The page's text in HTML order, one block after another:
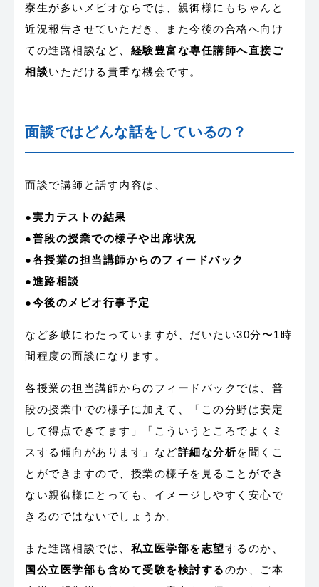
寮生が多いメビオならでは、親御様にもちゃんと
近況報告させていただき、また今後の合格へ向け
ての進路相談など、 経験豊富な専任講師へ直接ご
相談いただける貴重な機会です。
面談ではどんな話をしているの？
面談で講師と話す内容は、
●実力テストの結果
●普段の授業での様子や出席状況
●各授業の担当講師からのフィードバック
●進路相談
●今後のメビオ行事予定
など多岐にわたっていますが、だいたい30分〜1時
間程度の面談になります。
各授業の担当講師からのフィードバックでは、普
段の授業中での様子に加えて、「この分野は安定
して得点できてます」「こういうところでよくミ
スする傾向があります」など詳細な分析を聞くこ
とができますので、授業の様子を見ることができ
ない親御様にとっても、イメージしやすく安心で
きるのではないでしょうか。
また進路相談では、 私立医学部を志望するのか、
国公立医学部も含めて受験を検討するのか、ご本